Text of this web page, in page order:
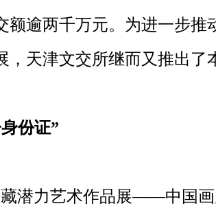
额逾两千万元。为进一步
，天津文交所继而又推出了
份证”
潜力艺术作品展——中国画